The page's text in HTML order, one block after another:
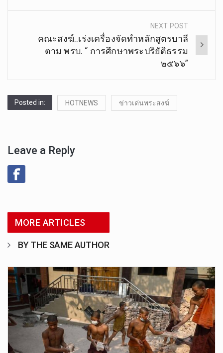
NEXT POST
คณะสงฆ์..เร่งเครื่องจัดทำหลักสูตรบาลี
ตาม พรบ. “ การศึกษาพระปริยัติธรรม
๒๕๖๖”
Posted in: HOTNEWS ข่าวเด่นพระสงฆ์
Leave a Reply
MORE ARTICLES
BY THE SAME AUTHOR